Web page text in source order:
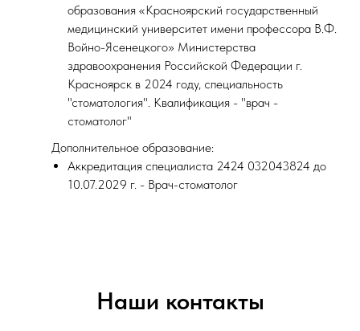
образования «Красноярский государственный
медицинский университет имени профессора В.Ф.
Войно-Ясенецкого» Министерства
здравоохранения Российской Федерации г.
Красноярск в 2024 году, специальность
"стоматология". Квалификация - "врач -
стоматолог"
Дополнительное образование:
Аккредитация специалиста ‭2424 032043824 до
10.07.2029 г. - Врач-стоматолог
Наши контакты